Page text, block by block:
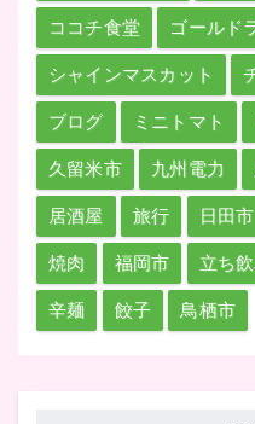
ココチ食堂 ゴールド
シャインマスカット
ブログ ミニトマト
久留米市 九州電力
居酒屋 旅行 日田市
焼肉 福岡市 立ち
辛麺 餃子 鳥栖市